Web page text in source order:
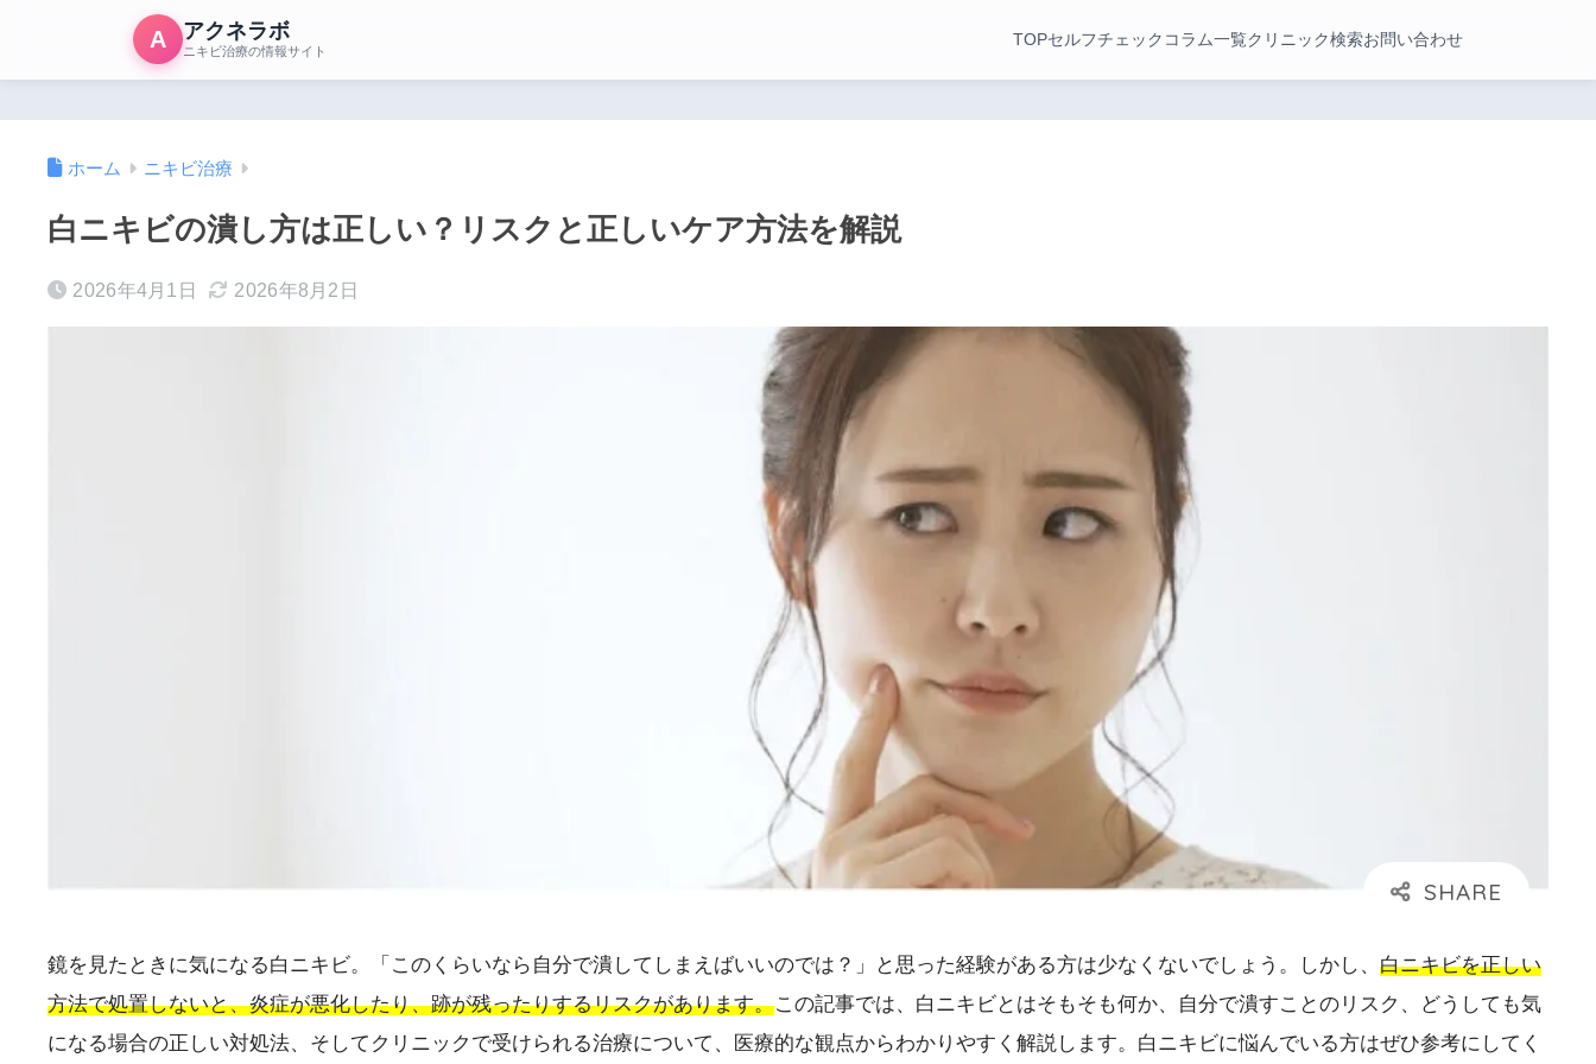
A アクネラボ
ニキビ治療の情報サイト
TOPセルフチェック コラム一覧クリニック検索お問い合わせ
ホーム ニキビ治療
白ニキビの潰し方は正しい？リスクと正しいケア方法を解説
2026年4月1日 2026年8月2日
鏡を見たときに気になる白ニキビ。「このくらいなら自分で潰してしまえばいいのでは？」と思った経験がある方は少なくないでしょう。しかし、 白ニキビを正しい
方法で処置しないと、炎症が悪化したり、跡が残ったりするリスクがあります。この記事では、白ニキビとはそもそも何か、自分で潰すことのリスク、どうしても気
になる場合の正しい対処法、そしてクリニックで受けられる治療について、医療的な観点からわかりやすく解説します。白ニキビに悩んでいる方はぜひ参考にしてく